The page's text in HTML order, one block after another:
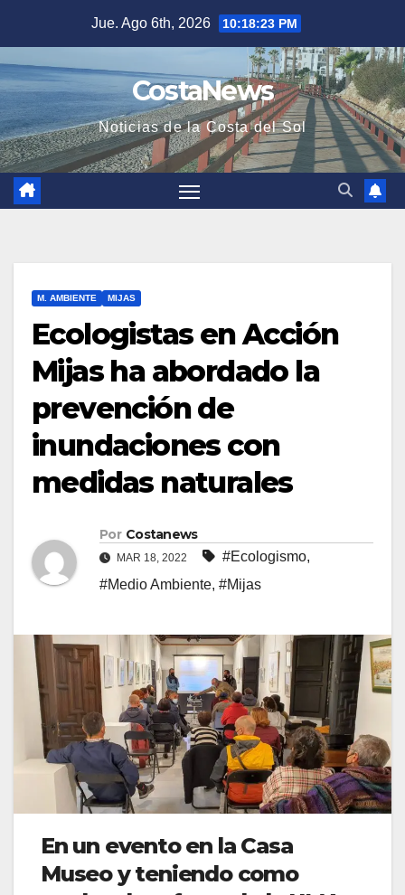
contenido
Jue. Ago 6th, 2026 10:18:24 PM
CostaNews
Noticias de la Costa del Sol
M. AMBIENTE MIJAS
Ecologistas en Acción
Mijas ha abordado la
prevención de
inundaciones con
medidas naturales
Por Costanews
MAR 18, 2022 #Ecologismo,
#Medio Ambiente, #Mijas
En un evento en la Casa
Museo y teniendo como